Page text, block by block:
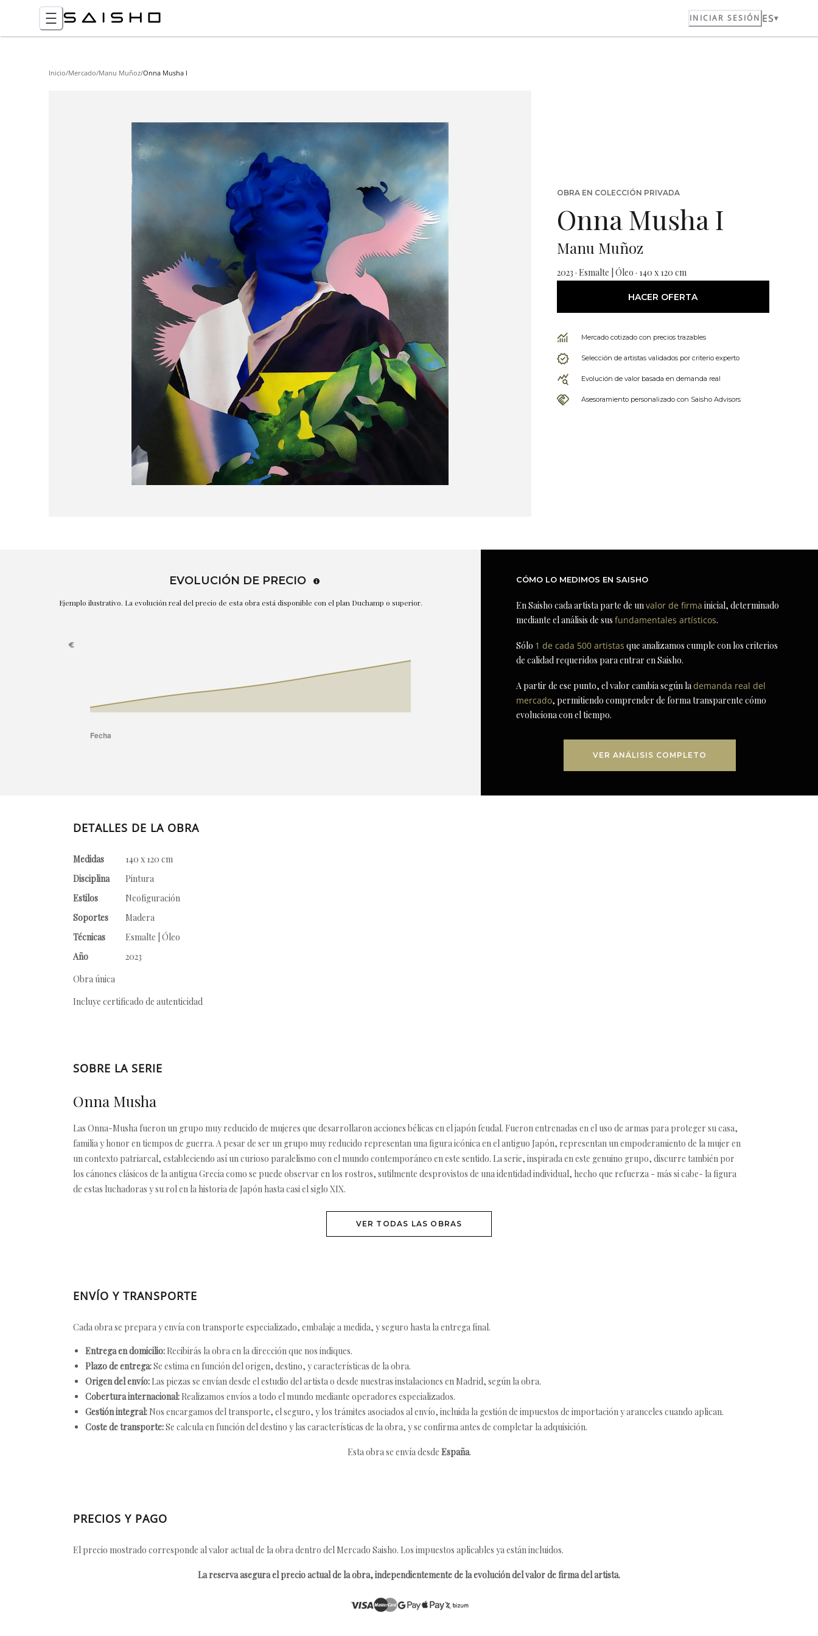
INICIAR SESIÓN ES
Inicio/Mercado/Manu Muñoz/Onna Musha I
OBRA EN COLECCIÓN PRIVADA
Onna Musha I
Manu Muñoz
2023 · Esmalte | Óleo · 140 x 120 cm
HACER OFERTA
Mercado cotizado con precios trazables
Selección de artistas validados por criterio experto
Evolución de valor basada en demanda real
Asesoramiento personalizado con Saisho Advisors
EVOLUCIÓN DE PRECIO
Ejemplo ilustrativo. La evolución real del precio de esta obra está disponible con el plan Duchamp o superior.
CÓMO LO MEDIMOS EN SAISHO
En Saisho cada artista parte de unvalor de firma inicial, determinado
mediante el análisis de susfundamentales artísticos.
Sólo 1 de cada 500 artistas que analizamos cumple con los criterios
de calidad requeridos para entrar en Saisho.
A partir de ese punto, el valor cambia según lademanda real del
mercado, permitiendo comprender de forma transparente cómo
evoluciona con el tiempo.
VER ANÁLISIS COMPLETO
DETALLES DE LA OBRA
Medidas
140 x 120 cm
Disciplina
Pintura
Estilos
Neofiguración
Soportes
Madera
Técnicas
Esmalte | Óleo
Año
2023
Obra única
Incluye certificado de autenticidad
SOBRE LA SERIE
Onna Musha
Las Onna-Musha fueron un grupo muy reducido de mujeres que desarrollaron acciones bélicas en el japón feudal. Fueron entrenadas en el uso de armas para proteger su casa,
familia y honor en tiempos de guerra. A pesar de ser un grupo muy reducido representan una figura icónica en el antiguo Japón, representan un empoderamiento de la mujer en
un contexto patriarcal, estableciendo así un curioso paralelismo con el mundo contemporáneo en este sentido. La serie, inspirada en este genuino grupo, discurre también por
los cánones clásicos de la antigua Grecia como se puede observar en los rostros, sutilmente desprovistos de una identidad individual, hecho que refuerza - más si cabe- la figura
de estas luchadoras y su rol en la historia de Japón hasta casi el siglo XIX.
VER TODAS LAS OBRAS
ENVÍO Y TRANSPORTE
Cada obra se prepara y envía con transporte especializado, embalaje a medida, y seguro hasta la entrega final.
Entrega en domicilio: Recibirás la obra en la dirección que nos indiques.
Plazo de entrega:Se estima en función del origen, destino, y características de la obra.
Origen del envío: Las piezas se envían desde el estudio del artista o desde nuestras instalaciones en Madrid, según la obra.
Cobertura internacional: Realizamos envíos a todo el mundo mediante operadores especializados.
Gestión integral: Nos encargamos del transporte, el seguro, y los trámites asociados al envío, incluida la gestión de impuestos de importación y aranceles cuando aplican.
Coste de transporte:Se calcula en función del destino y las características de la obra, y se confirma antes de completar la adquisición.
Esta obra se envía desde España.
PRECIOS Y PAGO
El precio mostrado corresponde al valor actual de la obra dentro del Mercado Saisho. Los impuestos aplicables ya están incluidos.
La reserva asegura el precio actual de la obra, independientemente de la evolución del valor de firma del artista.